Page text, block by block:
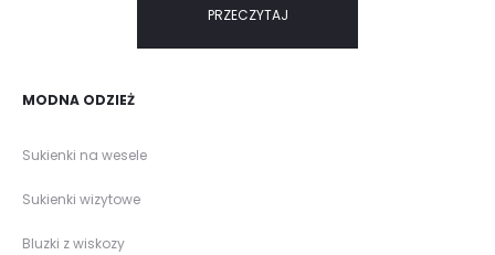
PRZECZYTAJ
MODNA ODZIEŻ
Sukienki na wesele
Sukienki wizytowe
Bluzki z wiskozy